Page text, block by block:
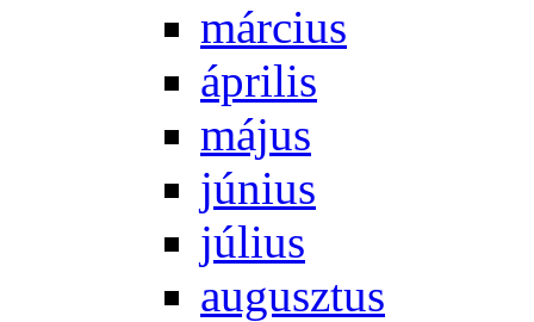
már­ci­us
áp­ri­lis
má­jus
jú­ni­us
jú­li­us
au­gusz­tus